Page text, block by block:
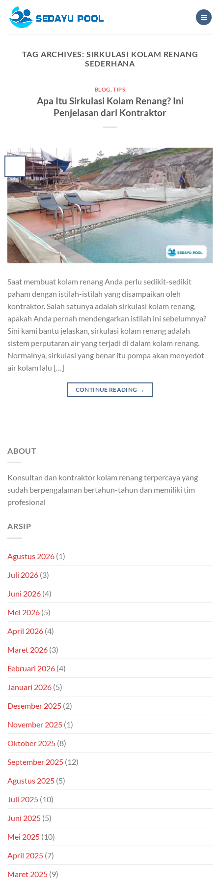
content
TAG ARCHIVES: SIRKULASI KOLAM RENANG
SEDERHANA
BLOG ,TIPS
Apa Itu Sirkulasi Kolam Renang? Ini
Penjelasan dari Kontraktor
Saat membuat kolam renang Anda perlu sedikit-sedikit
paham dengan istilah-istilah yang disampaikan oleh
kontraktor. Salah satunya adalah sirkulasi kolam renang,
apakah Anda pernah mendengarkan istilah ini sebelumnya?
Sini kami bantu jelaskan, sirkulasi kolam renang adalah
sistem perputaran air yang terjadi di dalam kolam renang.
Normalnya, sirkulasi yang benar itu pompa akan menyedot
air kolam lalu […]
CONTINUE READING →
ABOUT
Konsultan dan kontraktor kolam renang terpercaya yang
sudah berpengalaman bertahun-tahun dan memiliki tim
profesional
ARSIP
Agustus 2026 (1)
Juli 2026 (3)
Juni 2026 (4)
Mei 2026 (5)
April 2026 (4)
Maret 2026 (3)
Februari 2026 (4)
Januari 2026 (5)
Desember 2025 (2)
November 2025 (1)
Oktober 2025 (8)
September 2025 (12)
Agustus 2025 (5)
Juli 2025 (10)
Juni 2025 (5)
Mei 2025 (10)
April 2025 (7)
Maret 2025 (9)